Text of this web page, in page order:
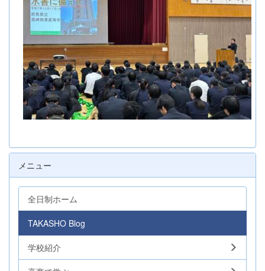
メニュー
全日制ホーム
TAKASHO Blog
学校紹介